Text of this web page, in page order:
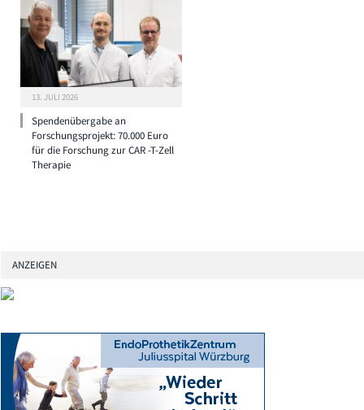
13. JULI 2026
Spendenübergabe an
Forschungsprojekt: 70.000 Euro
für die Forschung zur CAR -T-Zell
Therapie
ANZEIGEN